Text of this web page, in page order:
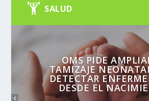
SALUD
OMS PIDE
TAMIZAJE
DETECTAR
DESDE EL